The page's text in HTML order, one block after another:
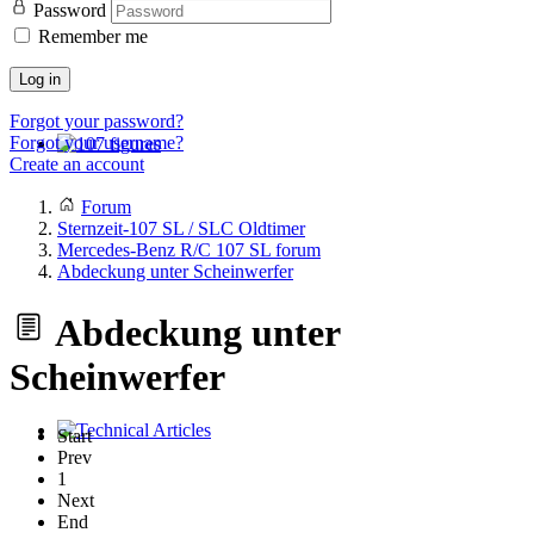
107 figures
Technical Articles
Password
Remember me
Log in
Forgot your password?
Forgot your username?
Create an account
Forum
Sternzeit-107 SL / SLC Oldtimer
Mercedes-Benz R/C 107 SL forum
Abdeckung unter Scheinwerfer
Abdeckung unter
Scheinwerfer
Start
Prev
1
Next
End